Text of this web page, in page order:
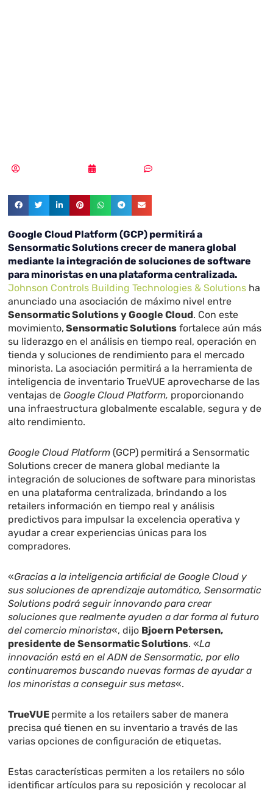
Google Cloud Platform (GCP) permitirá a
Sensormatic Solutions crecer de manera global
mediante la integración de soluciones de software
para minoristas en una plataforma centralizada.
Johnson Controls Building Technologies & Solutions ha
anunciado una asociación de máximo nivel entre
Sensormatic Solutions y Google Cloud. Con este
movimiento, Sensormatic Solutions fortalece aún más
su liderazgo en el análisis en tiempo real, operación en
tienda y soluciones de rendimiento para el mercado
minorista. La asociación permitirá a la herramienta de
inteligencia de inventario TrueVUE aprovecharse de las
ventajas de Google Cloud Platform, proporcionando
una infraestructura globalmente escalable, segura y de
alto rendimiento.
Google Cloud Platform (GCP) permitirá a Sensormatic
Solutions crecer de manera global mediante la
integración de soluciones de software para minoristas
en una plataforma centralizada, brindando a los
retailers información en tiempo real y análisis
predictivos para impulsar la excelencia operativa y
ayudar a crear experiencias únicas para los
compradores.
«Gracias a la inteligencia artificial de Google Cloud y
sus soluciones de aprendizaje automático, Sensormatic
Solutions podrá seguir innovando para crear
soluciones que realmente ayuden a dar forma al futuro
del comercio minorista«, dijo Bjoern Petersen,
presidente de Sensormatic Solutions. «La
innovación está en el ADN de Sensormatic, por ello
continuaremos buscando nuevas formas de ayudar a
los minoristas a conseguir sus metas«.
TrueVUE permite a los retailers saber de manera
precisa qué tienen en su inventario a través de las
varias opciones de configuración de etiquetas.
Estas características permiten a los retailers no sólo
identificar artículos para su reposición y recolocar al